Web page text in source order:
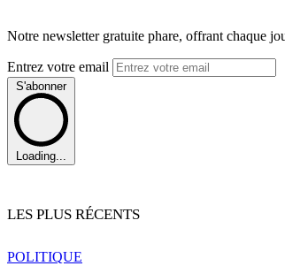
Notre newsletter gratuite phare, offrant chaque
Entrez votre email
S'abonner
Loading...
LES PLUS RÉCENTS
POLITIQUE